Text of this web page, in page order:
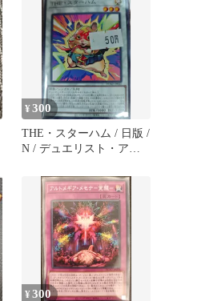
JP020 / ID:30373970
¥300
THE・スターハム / 日版 /
N / デュエリスト・アド
ADVANCE] / DUAD-
JP041 / ID:15123983
¥300